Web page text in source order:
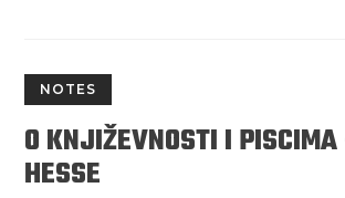
NOTES
O KNJIŽEVNOSTI I
HESSE